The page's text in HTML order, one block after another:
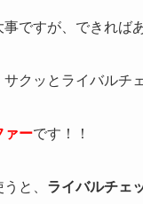
ですが、できれば
クッとライバルチ
ァーです！！
と、 ライバルチェ